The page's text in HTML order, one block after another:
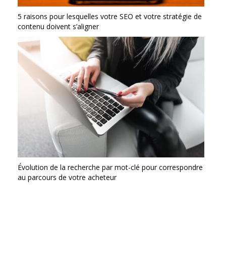
5 raisons pour lesquelles votre SEO et votre stratégie de
contenu doivent s’aligner
Évolution de la recherche par mot-clé pour correspondre
au parcours de votre acheteur